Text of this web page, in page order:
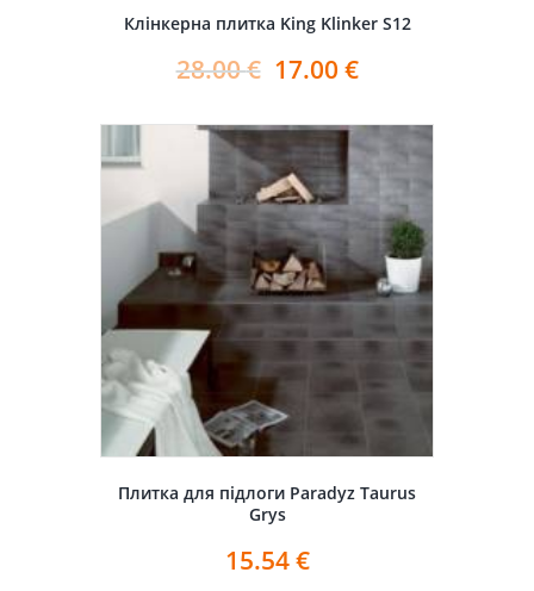
Клінкерна плитка King Klinker S12
28.00€ 17.00 €
Плитка для підлоги Paradyz Taurus
Grys
15.54€